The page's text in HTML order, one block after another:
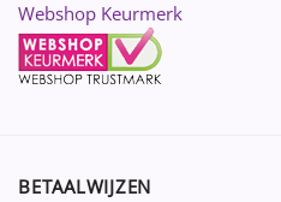
Webshop Keurmerk
BETAALWIJZEN